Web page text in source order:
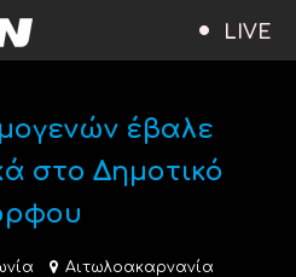
LIVE
έβαλε
στο Δημοτικό
Αιτωλοακαρνανία